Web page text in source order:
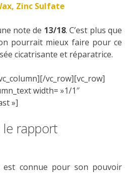
Zinc Sulfate
note de 13/18. C’est plus que
pourrait mieux faire pour ce
cicatrisante et réparatrice.
vc_row][vc_row]
width= »1/1″
»]
le rapport
est connue pour son pouvoir